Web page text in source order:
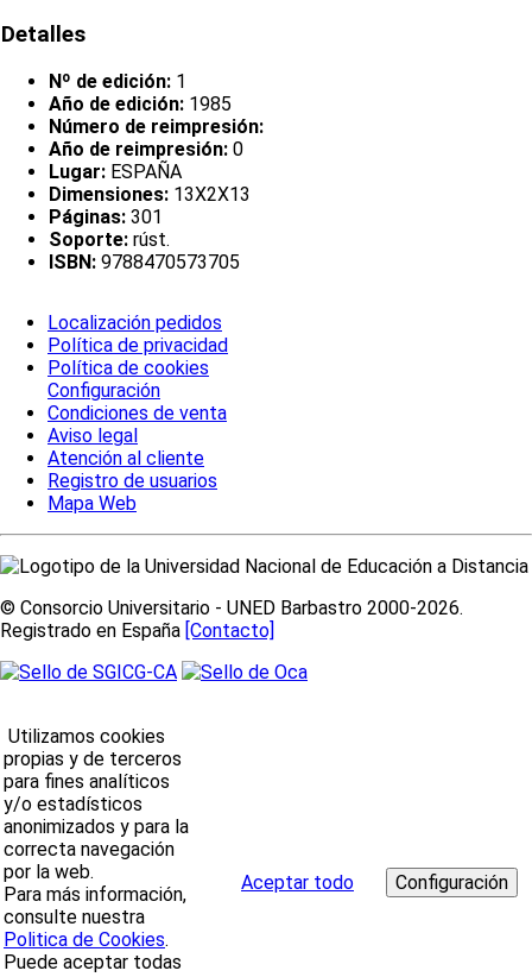
Detalles
Nº de edición: 1
Año de edición: 1985
Número de reimpresión:
Año de reimpresión: 0
Lugar: ESPAÑA
Dimensiones: 13X2X13
Páginas: 301
Soporte: rúst.
ISBN: 9788470573705
Localización pedidos
Política de privacidad
Política de cookies
Configuración
Condiciones de venta
Aviso legal
Atención al cliente
Registro de usuarios
Mapa Web
© Consorcio Universitario - UNED Barbastro 2000-2026.
Registrado en España [Contacto]
Utilizamos cookies
propias y de terceros
para fines analíticos
y/o estadísticos
anonimizados y para la
correcta navegación
por la web.
Para más información,
consulte nuestra
Politica de Cookies.
Puede aceptar todas
Aceptar todo